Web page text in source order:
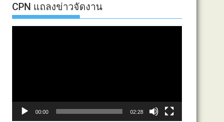
CPN แถลงข่าวจัดงาน
00:00 02:28